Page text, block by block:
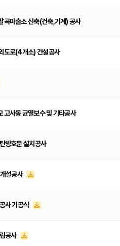
곡파출소 신축(건축,기계) 공사
도로(4개소) 건설공사
고사동 균열보수 및 기타공사
방호문 설치공사
설공사
사 기공식
공사